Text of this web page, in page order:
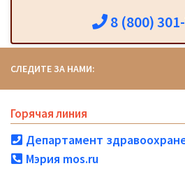
8 (800)
СЛЕДИТЕ ЗА НАМИ:
Горячая линия
Департамент
Мэрия mos.ru